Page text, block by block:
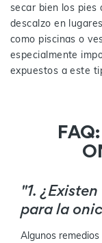
secar bien los pies
descalzo en
como piscinas o
especialmente
expuestos a este
"1.
para la
Algunos